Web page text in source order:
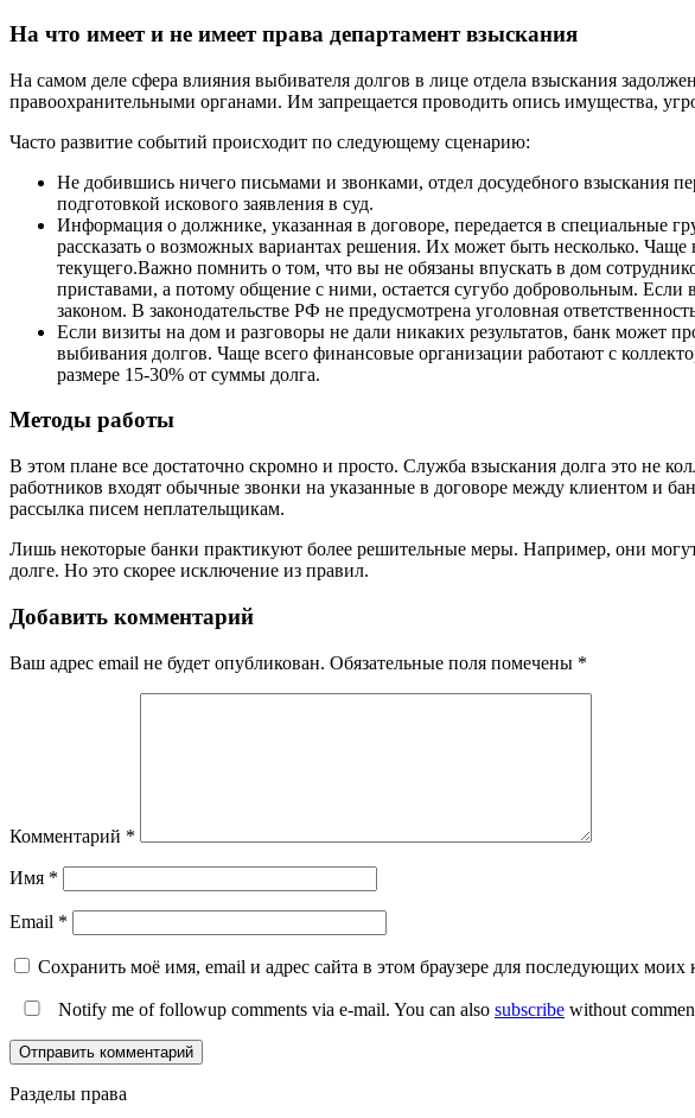
На что имеет и не имеет права департамент взыскания
На самом деле сфера влияния выбивателя долгов в лице отдела взыскания
правоохранительными органами. Им запрещается проводить опись имущества,
Часто развитие событий происходит по следующему сценарию:
Не добившись ничего письмами и звонками, отдел досудебного
подготовкой искового заявления в суд.
Информация о должнике, указанная в договоре, передается в специальные
рассказать о возможных вариантах решения. Их может быть несколько. Чаще
текущего.Важно помнить о том, что вы не обязаны впускать в дом
приставами, а потому общение с ними, остается сугубо добровольным. Если
законом. В законодательстве РФ не предусмотрена уголовная
Если визиты на дом и разговоры не дали никаких результатов, банк может
выбивания долгов. Чаще всего финансовые организации работают с
размере 15-30% от суммы долга.
Методы работы
В этом плане все достаточно скромно и просто. Служба взыскания долга это не
работников входят обычные звонки на указанные в договоре между клиентом и
рассылка писем неплательщикам.
Лишь некоторые банки практикуют более решительные меры. Например, они
долге. Но это скорее исключение из правил.
Добавить комментарий
Ваш адрес email не будет опубликован. Обязательные поля помечены *
Комментарий *
Имя *
Email *
Сохранить моё имя, email и адрес сайта в этом браузере для последующих моих
Notify me of followup comments via e-mail. You can also subscribe without
Разделы права